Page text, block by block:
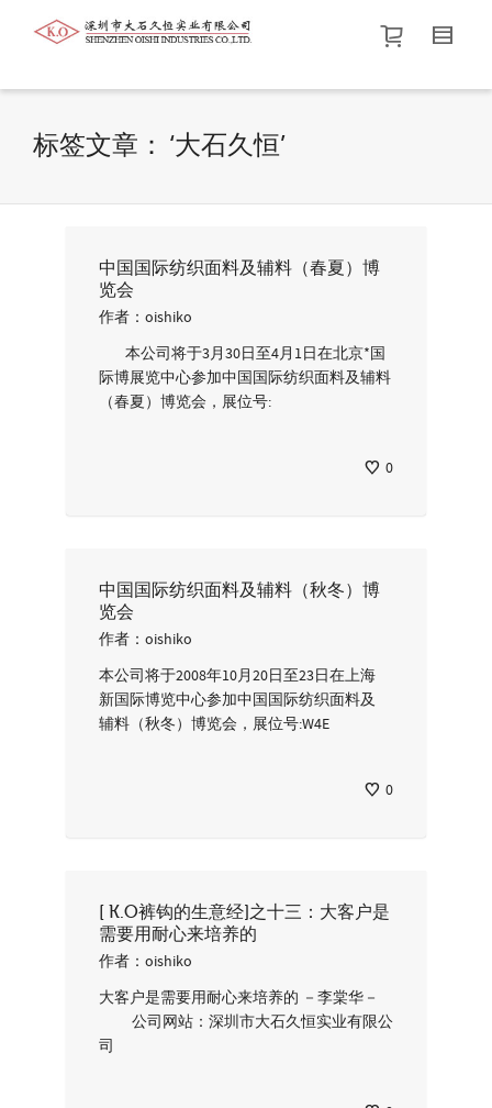
帮我查找新的衬衫尺码
价格介于
标签文章： ‘大石久恒’
中国国际纺织面料及辅料（春夏）博
览会
作者： oishiko
本公司将于3月30日至4月1日在北京*国
际博展览中心参加中国国际纺织面料及辅料
（春夏）博览会，展位号:
0
中国国际纺织面料及辅料（秋冬）博
览会
作者： oishiko
本公司将于2008年10月20日至23日在上海
新国际博览中心参加中国国际纺织面料及
辅料（秋冬）博览会，展位号:W4E
0
[ K.O裤钩的生意经]之十三：大客户是
需要用耐心来培养的
作者： oishiko
大客户是需要用耐心来培养的 －李棠华－
公司网站：深圳市大石久恒实业有限公
司